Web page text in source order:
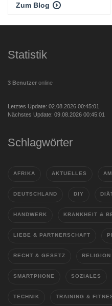
Zum Blog
Statistik
3 Benutzer online
Letztes Update: 02.08.2026 00:45:01
Nächstes Update: 09.08.2026 00:45:01
Schlagwörter
AFRIKA AKTUELLES
DEUTSCHLAND DIY
HANDWERK KRANKHEIT &
LIEBE & PARTNERSCHAFT
RECHT & GESETZ RELIGION
SMARTPHONE SOZIALES
TECHNIK TRAINING &